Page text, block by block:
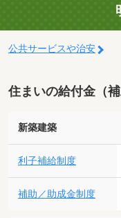
公共サービスや治安
住まいの給付金（補
新築建築
利子補給制度
補助／助成金制度